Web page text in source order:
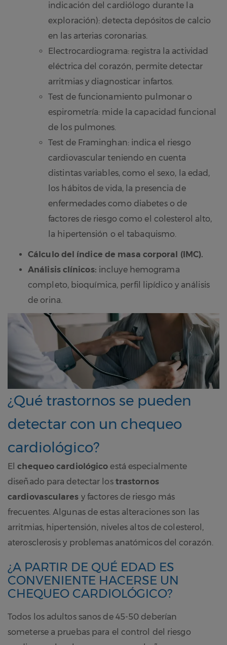
indicación del cardiólogo durante la
exploración): detecta depósitos de calcio
en las arterias coronarias.
Electrocardiograma: registra la actividad
eléctrica del corazón, permite detectar
arritmias y diagnosticar infartos.
Test de funcionamiento pulmonar o
espirometría: mide la capacidad funcional
de los pulmones.
Test de Framinghan: indica el riesgo
cardiovascular teniendo en cuenta
distintas variables, como el sexo, la edad,
los hábitos de vida, la presencia de
enfermedades como diabetes o de
factores de riesgo como el colesterol alto,
la hipertensión o el tabaquismo.
Cálculo del índice de masa corporal (IMC).
Análisis clínicos: incluye hemograma
completo, bioquímica, perfil lipídico y análisis
de orina.
¿Qué trastornos se pueden
detectar con un chequeo
cardiológico?
Elchequeo cardiológico está especialmente
diseñado para detectar los trastornos
cardiovasculares y factores de riesgo más
frecuentes. Algunas de estas alteraciones son las
arritmias, hipertensión, niveles altos de colesterol,
aterosclerosis y problemas anatómicos del corazón.
¿A PARTIR DE QUÉ EDAD ES
CONVENIENTE HACERSE UN
CHEQUEO CARDIOLÓGICO?
Todos los adultos sanos de 45-50 deberían
someterse a pruebas para el control del riesgo